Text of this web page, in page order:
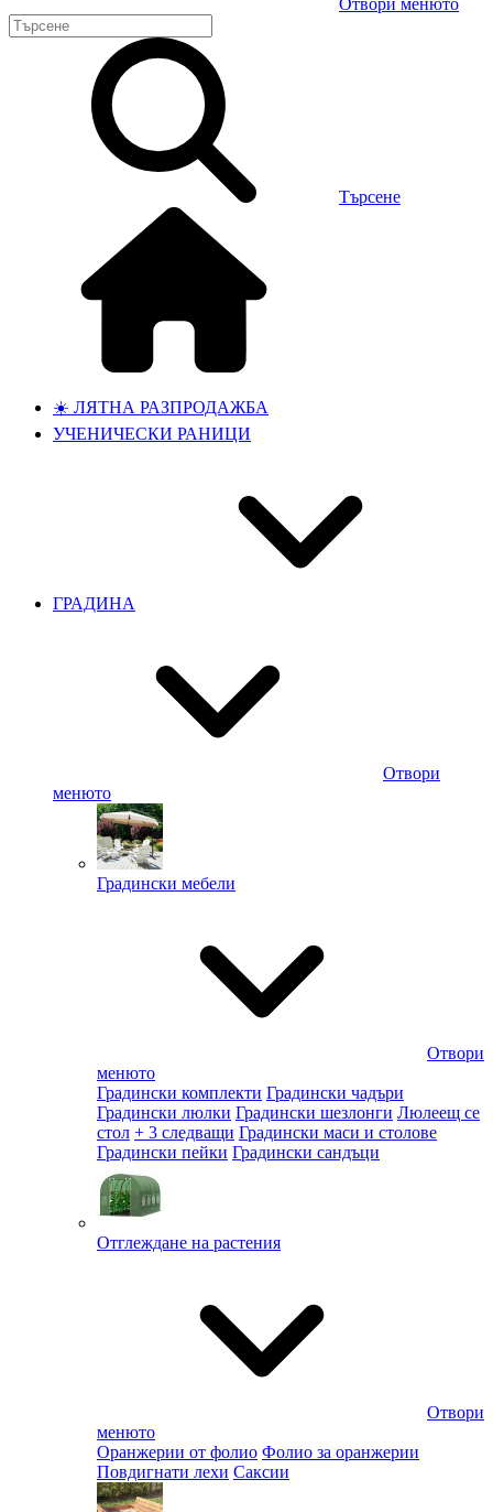
Отвори менюто
Търсене
☀️ ЛЯТНА РАЗПРОДАЖБА
УЧЕНИЧЕСКИ РАНИЦИ
ГРАДИНА
Отвори
менюто
Градински мебели
Отвори
менюто
Градински комплекти Градински чадъри
Градински люлки Градински шезлонги Люлеещ се
стол + 3 следващи Градински маси и столове
Градински пейки Градински сандъци
Отглеждане на растения
Отвори
менюто
Оранжерии от фолио Фолио за оранжерии
Повдигнати лехи Саксии